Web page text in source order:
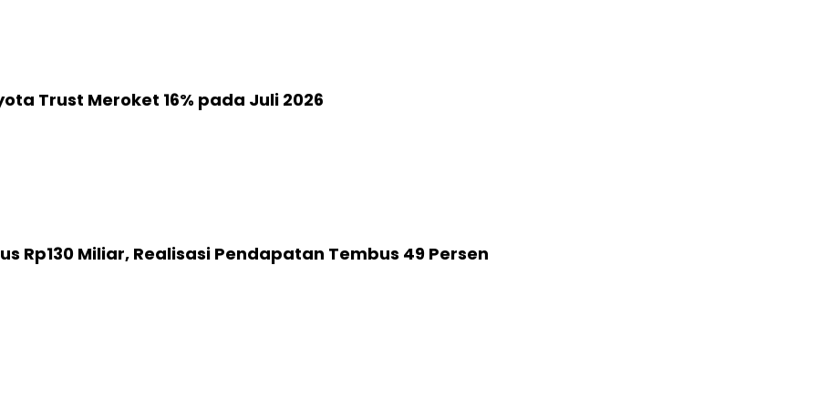
Trust Meroket 16% pada Juli 2026
Rp130 Miliar, Realisasi Pendapatan Tembus 49 Persen